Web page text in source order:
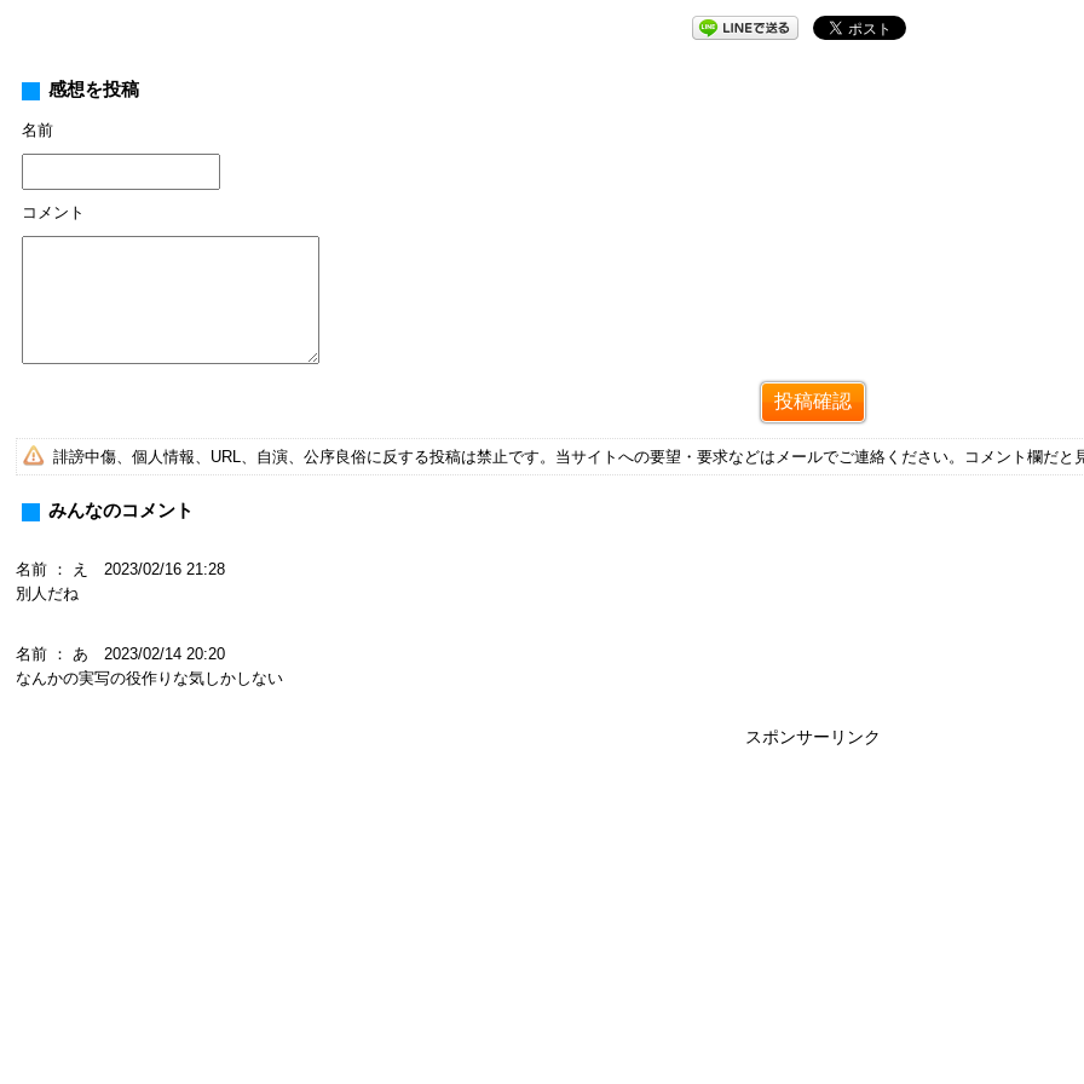
感想を投稿
名前
コメント
誹謗中傷、個人情報、URL、自演、公序良俗に反する投稿は禁止です。当サイトへの要望・要求などはメールでご連絡ください。コメント欄だと
みんなのコメント
名前 ： え 2023/02/16 21:28
別人だね
名前 ： あ 2023/02/14 20:20
なんかの実写の役作りな気しかしない
スポンサーリンク